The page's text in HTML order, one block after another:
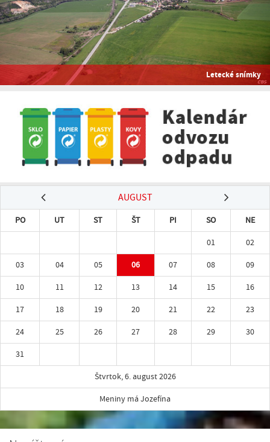
Letecké snímky
AUGUST
PO UT ST ŠT PI SO
NE
01
02
03
04 05 06 07 08
09
10
11 12 13 14 15
16
17
18 19 20 21 22
23
24
25 26 27 28 29
30
31
Štvrtok, 6. august 2026
Meniny má Jozefína